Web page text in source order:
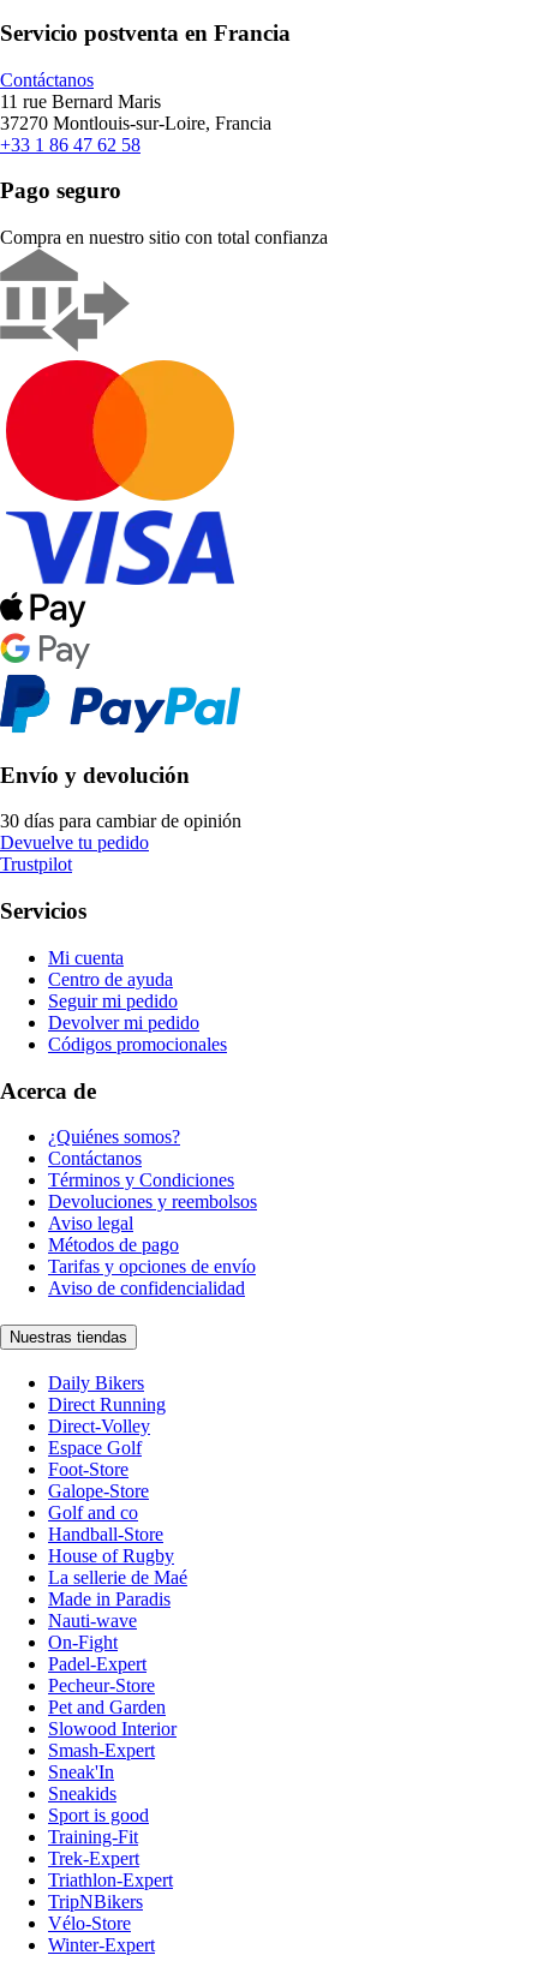
Servicio postventa en Francia
Contáctanos
11 rue Bernard Maris
37270 Montlouis-sur-Loire, Francia
+33 1 86 47 62 58
Pago seguro
Compra en nuestro sitio con total confianza
Envío y devolución
30 días para cambiar de opinión
Devuelve tu pedido
Trustpilot
Servicios
Mi cuenta
Centro de ayuda
Seguir mi pedido
Devolver mi pedido
Códigos promocionales
Acerca de
¿Quiénes somos?
Contáctanos
Términos y Condiciones
Devoluciones y reembolsos
Aviso legal
Métodos de pago
Tarifas y opciones de envío
Aviso de confidencialidad
Nuestras tiendas
Daily Bikers
Direct Running
Direct-Volley
Espace Golf
Foot-Store
Galope-Store
Golf and co
Handball-Store
House of Rugby
La sellerie de Maé
Made in Paradis
Nauti-wave
On-Fight
Padel-Expert
Pecheur-Store
Pet and Garden
Slowood Interior
Smash-Expert
Sneak'In
Sneakids
Sport is good
Training-Fit
Trek-Expert
Triathlon-Expert
TripNBikers
Vélo-Store
Winter-Expert